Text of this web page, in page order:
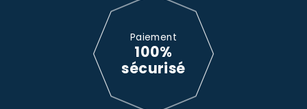
Paiement
100%
sécurisé